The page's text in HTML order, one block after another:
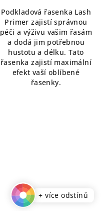
Podkladová řasenka Lash
Primer zajistí správnou
péči a výživu vašim řasám
a dodá jim potřebnou
hustotu a délku. Tato
řasenka zajistí maximální
efekt vaší oblíbené
řasenky.
+ více odstínů